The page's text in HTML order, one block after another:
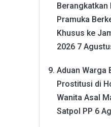
Berangkatkan
Pramuka
Khusus ke
2026 7
Aduan Warga
Prostitusi di
Wanita Asal
Satpol PP 6